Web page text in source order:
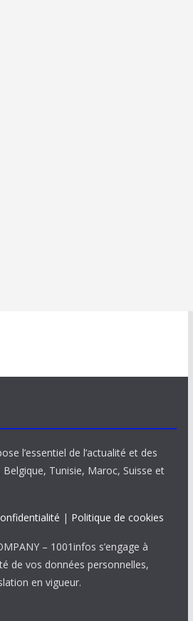
l’essentiel de l’actualité et des
Tunisie, Maroc, Suisse et
| Politique de cookies
– 1001infos s’engage à
de vos données personnelles,
en vigueur.